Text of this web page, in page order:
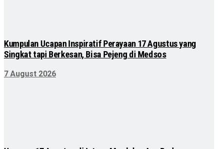
Kumpulan Ucapan Inspiratif Perayaan 17 Agustus yang
Singkat tapi Berkesan, Bisa Pejeng di Medsos
7 August 2026